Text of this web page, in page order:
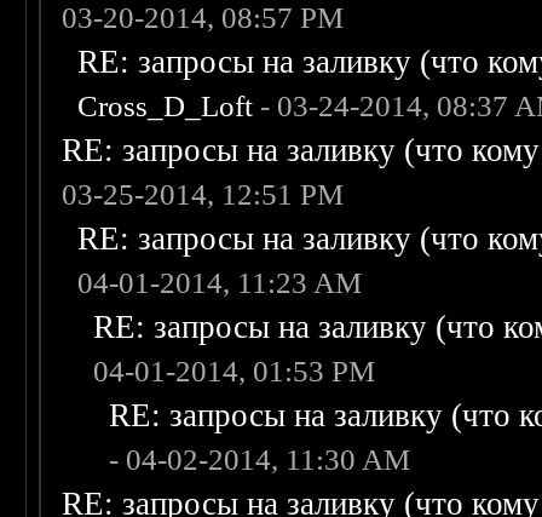
03-20-2014, 08:57 PM
RE: запросы на заливку (что
Cross_D_Loft - 03-24-2014, 08:37
RE: запросы на заливку (что
03-25-2014, 12:51 PM
RE: запросы на заливку (что
04-01-2014, 11:23 AM
RE: запросы на заливку (что
04-01-2014, 01:53 PM
RE: запросы на заливку (что
- 04-02-2014, 11:30 AM
RE: запросы на заливку (что